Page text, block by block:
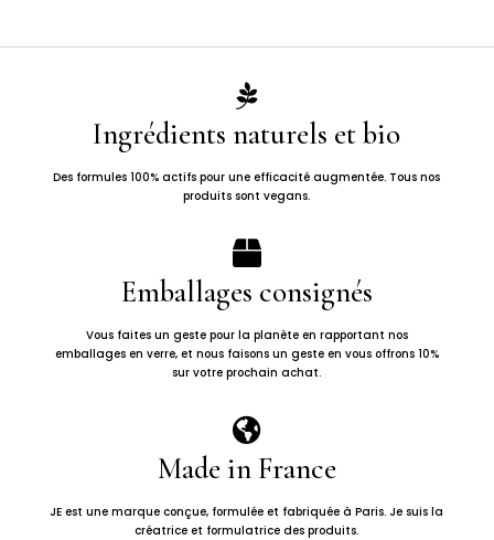

Ingrédients naturels et bio
Des formules 100% actifs pour une efficacité augmentée. Tous nos
produits sont vegans.

Emballages consignés
Vous faites un geste pour la planète en rapportant nos
emballages en verre, et nous faisons un geste en vous offrons 10%
sur votre prochain achat.

Made in France
JE est une marque conçue, formulée et fabriquée à Paris. Je suis la
créatrice et formulatrice des produits.